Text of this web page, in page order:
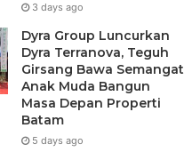
3 days ago
Dyra Group Luncurkan
Dyra Terranova, Teguh
Girsang Bawa Semangat
Anak Muda Bangun
Masa Depan Properti
Batam
5 days ago